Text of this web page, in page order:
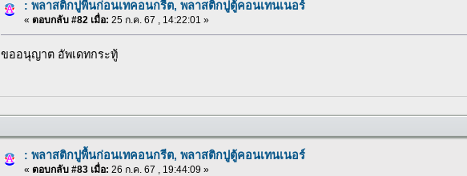
: พลาสติกปูพื้นก่อนเทคอนกรีต, พลาสติกปูตู้คอนเทนเนอร์
« ตอบกลับ #82 เมื่อ: 25 ก.ค. 67 , 14:22:01 »
ขออนุญาต อัพเดทกระทู้
: พลาสติกปูพื้นก่อนเทคอนกรีต, พลาสติกปูตู้คอนเทนเนอร์
« ตอบกลับ #83 เมื่อ: 26 ก.ค. 67 , 19:44:09 »